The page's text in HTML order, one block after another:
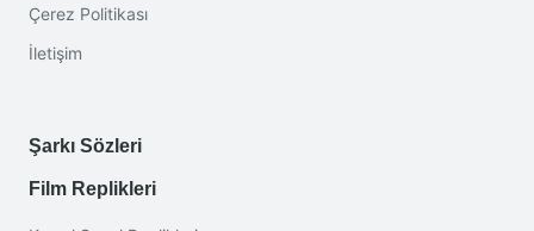
Çerez Politikası
İletişim
Şarkı Sözleri
Film Replikleri